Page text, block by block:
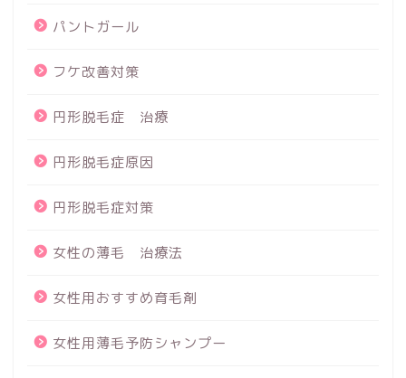
パントガール
フケ改善対策
円形脱毛症 治療
円形脱毛症原因
円形脱毛症対策
女性の薄毛 治療法
女性用おすすめ育毛剤
女性用薄毛予防シャンプー